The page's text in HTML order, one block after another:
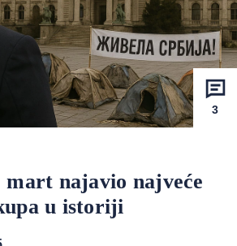
3
mart najavio najveće
u istoriji